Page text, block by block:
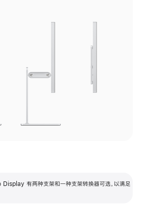
有两种支架和一种支架转换器可选，以满足